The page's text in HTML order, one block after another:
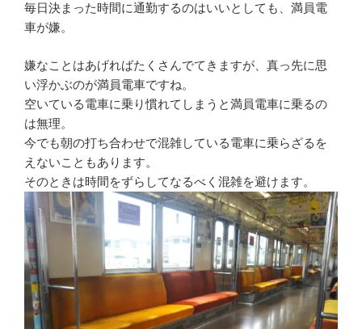
毎日決まった時間に通勤するのはいいとしても、満員電
車が嫌。
嫌なことはあげればたくさんでてきますが、真っ先に思
い浮かぶのが満員電車ですね。
空いている電車に乗り慣れてしまうと満員電車に乗るの
は無理。
今でも朝の打ち合わせで混雑している電車に乗らざるを
えないこともあります。
そのときは時間をずらしてなるべく混雑を避けます。